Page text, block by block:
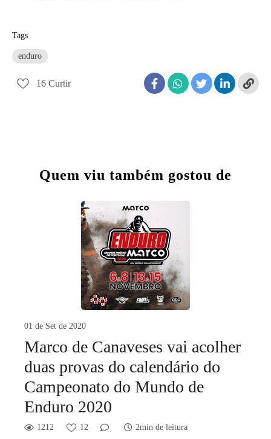
Tags
enduro
16 Curtir
Quem viu também gostou de
01 de Set de 2020
Marco de Canaveses vai acolher
duas provas do calendário do
Campeonato do Mundo de
Enduro 2020
1212 12 2min de leitura